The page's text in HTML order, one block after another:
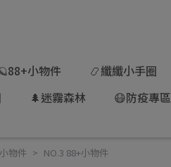
小物件 📿纖纖小手圈
🌲迷霧森林 😷防疫專區
物件 NO.3 88+小物件